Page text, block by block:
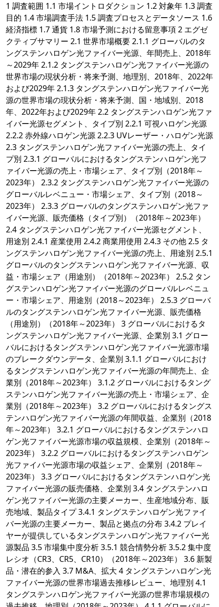
1 調査範囲 1.1 市場イントロダクション 1.2 対象年 1.3 調査
目的 1.4 市場調査手法 1.5 調査プロセスとデータソース 1.6
経済指標 1.7 通貨 1.8 市場予測における留意事項 2 エグゼ
クティブサマリー 2.1 世界市場概要 2.1.1 グローバルのタ
ングステンハロゲン光ファイバー光源、年間売上、2018年
～2029年 2.1.2 タングステンハロゲン光ファイバー光源の
世界市場の現状分析・将来予測、地理別、2018年、2022年
および2029年 2.1.3 タングステンハロゲン光ファイバー光
源の世界市場の現状分析・将来予測、国・地域別、2018
年、2022年および2029年 2.2 タングステンハロゲン光ファ
イバー光源セグメント、タイプ別 2.2.1 可視ハロゲン光源
2.2.2 赤外線ハロゲン光源 2.2.3 UVレーザー・ハロゲン光源
2.3 タングステンハロゲン光ファイバー光源の売上、タイ
プ別 2.3.1 グローバルにおけるタングステンハロゲン光フ
ァイバー光源の売上・市場シェア、タイプ別（2018年～
2023年） 2.3.2 タングステンハロゲン光ファイバー光源の
グローバルレベニュー・市場シェア、タイプ別（2018～
2023年） 2.3.3 グローバルのタングステンハロゲン光ファ
イバー光源、販売価格（タイプ別）（2018年～2023年）
2.4 タングステンハロゲン光ファイバー光源セグメント、
用途別 2.4.1 産業使用 2.4.2 商業用使用 2.4.3 その他 2.5 タ
ングステンハロゲン光ファイバー光源の売上、用途別 2.5.1
グローバルのタングステンハロゲン光ファイバー光源、収
益・市場シェア（用途別）（2018年～2023年） 2.5.2 タン
グステンハロゲン光ファイバー光源のグローバルレベニュ
ー・市場シェア、用途別（2018～2023年） 2.5.3 グローバ
ルのタングステンハロゲン光ファイバー光源、販売価格
（用途別）（2018年～2023年） 3 グローバルにおけるタ
ングステンハロゲン光ファイバー光源、企業別 3.1 グロー
バルにおけるタングステンハロゲン光ファイバー光源市場
のブレークダウンデータ、企業別 3.1.1 グローバルにおけ
るタングステンハロゲン光ファイバー光源の年間売上、企
業別（2018年～2023年） 3.1.2 グローバルにおけるタング
ステンハロゲン光ファイバー光源の売上・市場シェア、企
業別（2018年～2023年） 3.2 グローバルにおけるタングス
テンハロゲン光ファイバー光源の年間収益、企業別（2018
年～2023年） 3.2.1 グローバルにおけるタングステンハロ
ゲン光ファイバー光源市場の収益規模、企業別（2018年～
2023年） 3.2.2 グローバルにおけるタングステンハロゲン
光ファイバー光源市場の収益シェア、企業別（2018年～
2023年） 3.3 グローバルにおけるタングステンハロゲン光
ファイバー光源の販売価格、企業別 3.4 タングステンハロ
ゲン光ファイバー光源の主要メーカー、生産地域分布、販
売地域、製品タイプ 3.4.1 タングステンハロゲン光ファイ
バー光源の主要メーカー、製品と拠点の分布 3.4.2 プレイ
ヤーが提供しているタングステンハロゲン光ファイバー光
源製品 3.5 市場集中度分析 3.5.1 競合情勢分析 3.5.2 集中度
レシオ（CR3、CR5、CR10）（2018年～2023年） 3.6 新製
品・潜在的参入 3.7 M&A、拡大 4 タングステンハロゲン光
ファイバー光源の世界市場過去推移レビュー、地理別 4.1
タングステンハロゲン光ファイバー光源の世界市場規模の